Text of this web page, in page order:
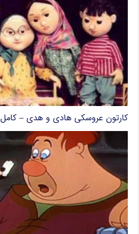
کارتون عروسکی هادی و هدی – کامل